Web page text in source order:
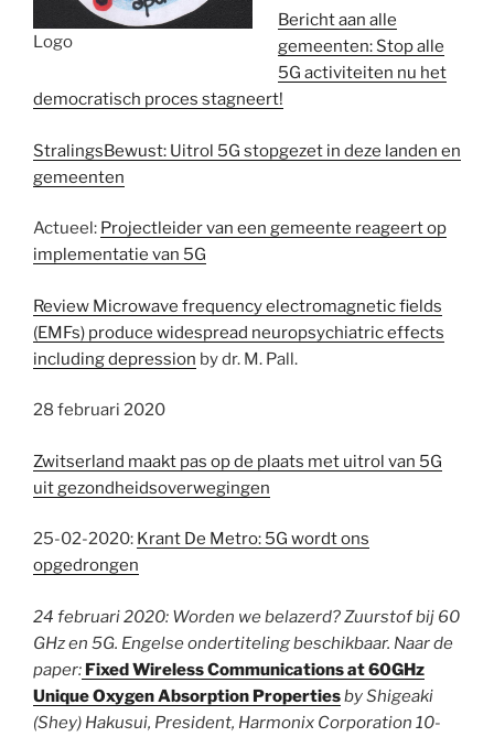
Logo
Bericht aan alle
gemeenten: Stop alle
5G activiteiten nu het
democratisch proces stagneert!
StralingsBewust: Uitrol 5G stopgezet in deze landen en
gemeenten
Actueel: Projectleider van een gemeente reageert op
implementatie van 5G
Review Microwave frequency electromagnetic fields
(EMFs) produce widespread neuropsychiatric effects
including depression by dr. M. Pall.
28 februari 2020
Zwitserland maakt pas op de plaats met uitrol van 5G
uit gezondheidsoverwegingen
25-02-2020: Krant De Metro: 5G wordt ons
opgedrongen
24 februari 2020: Worden we belazerd? Zuurstof bij 60
GHz en 5G. Engelse ondertiteling beschikbaar. Naar de
paper: Fixed Wireless Communications at 60GHz
Unique Oxygen Absorption Propertiesby Shigeaki
(Shey) Hakusui, President, Harmonix Corporation 10-